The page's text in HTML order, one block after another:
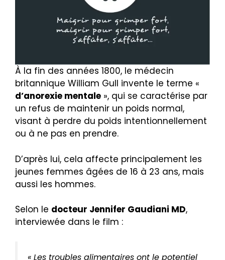
À la fin des années 1800, le médecin
britannique William Gull invente le terme «
d’anorexie mentale », qui se caractérise par
un refus de maintenir un poids normal,
visant à perdre du poids intentionnellement
ou à ne pas en prendre.
D’après lui, cela affecte principalement les
jeunes femmes âgées de 16 à 23 ans, mais
aussi les hommes.
Selon le docteur Jennifer Gaudiani MD,
interviewée dans le film :
« Les troubles alimentaires ont le potentiel